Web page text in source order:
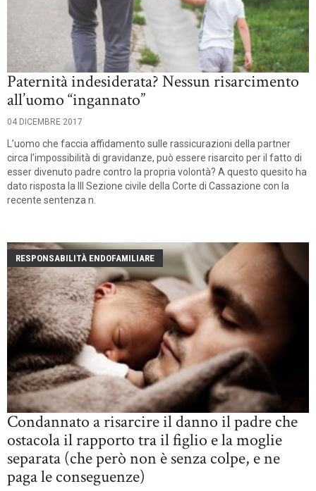
Paternità indesiderata? Nessun risarcimento
all’uomo “ingannato”
04 DICEMBRE 2017
L’uomo che faccia affidamento sulle rassicurazioni della partner
circa l’impossibilità di gravidanze, può essere risarcito per il fatto di
esser divenuto padre contro la propria volontà? A questo quesito ha
dato risposta la III Sezione civile della Corte di Cassazione con la
recente sentenza n.
RESPONSABILITÀ ENDOFAMILIARE
Condannato a risarcire il danno il padre che
ostacola il rapporto tra il figlio e la moglie
separata (che però non è senza colpe, e ne
paga le conseguenze)